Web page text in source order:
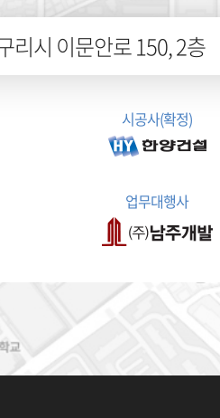
리시 이문안로 150, 2층
시공사(확정)
업무대행사